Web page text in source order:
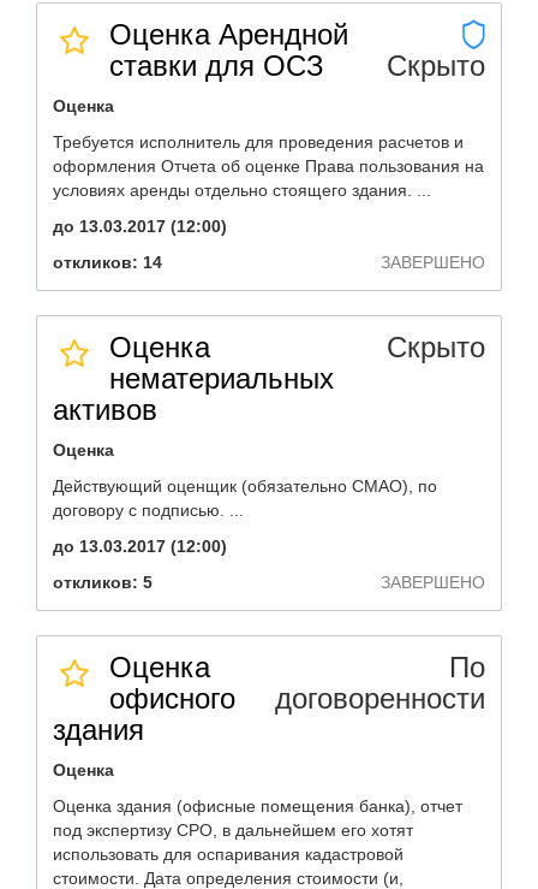
Оценка Арендной
ставки для ОСЗ
Скрыто
Оценка
Требуется исполнитель для проведения расчетов и
оформления Отчета об оценке Права пользования на
условиях аренды отдельно стоящего здания. ...
до 13.03.2017 (12:00)
откликов: 14
ЗАВЕРШЕНО
Оценка
нематериальных
активов
Скрыто
Оценка
Действующий оценщик (обязательно СМАО), по
договору с подписью. ...
до 13.03.2017 (12:00)
откликов: 5
ЗАВЕРШЕНО
Оценка
офисного
здания
По
договоренности
Оценка
Оценка здания (офисные помещения банка), отчет
под экспертизу СРО, в дальнейшем его хотят
использовать для оспаривания кадастровой
стоимости. Дата определения стоимости (и,